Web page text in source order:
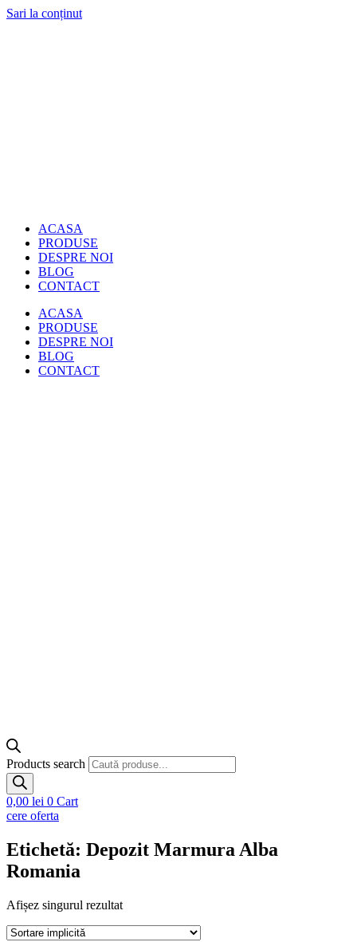
Sari la conținut
ACASA
PRODUSE
DESPRE NOI
BLOG
CONTACT
ACASA
PRODUSE
DESPRE NOI
BLOG
CONTACT
Products search
0,00 lei 0 Cart
cere oferta
Etichetă: Depozit Marmura Alba
Romania
Afișez singurul rezultat